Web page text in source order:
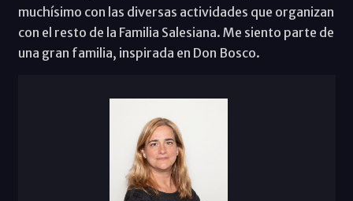
muchísimo con las diversas actividades que organizan
con el resto de la Familia Salesiana. Me siento parte de
una gran familia, inspirada en Don Bosco.